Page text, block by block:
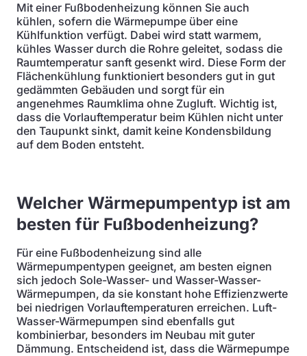
Mit einer Fußbodenheizung können Sie auch
kühlen, sofern die Wärmepumpe über eine
Kühlfunktion verfügt. Dabei wird statt warmem,
kühles Wasser durch die Rohre geleitet, sodass die
Raumtemperatur sanft gesenkt wird. Diese Form der
Flächenkühlung funktioniert besonders gut in gut
gedämmten Gebäuden und sorgt für ein
angenehmes Raumklima ohne Zugluft. Wichtig ist,
dass die Vorlauftemperatur beim Kühlen nicht unter
den Taupunkt sinkt, damit keine Kondensbildung
auf dem Boden entsteht.
Welcher Wärmepumpentyp ist am
besten für Fußbodenheizung?
Für eine Fußbodenheizung sind alle
Wärmepumpentypen geeignet, am besten eignen
sich jedoch Sole-Wasser- und Wasser-Wasser-
Wärmepumpen, da sie konstant hohe Effizienzwerte
bei niedrigen Vorlauftemperaturen erreichen. Luft-
Wasser-Wärmepumpen sind ebenfalls gut
kombinierbar, besonders im Neubau mit guter
Dämmung. Entscheidend ist, dass die Wärmepumpe